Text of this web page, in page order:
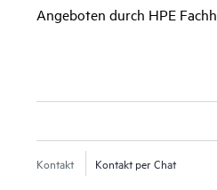
Angeboten durch HPE
Kontakt Kontakt per Chat